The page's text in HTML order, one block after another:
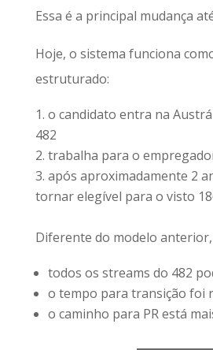
Essa é a principal mudança
Hoje, o sistema funciona
estruturado:
o candidato entra na
482
trabalha para o
após aproximadamente 2
tornar elegível para o visto
Diferente do modelo
todos os streams do 482
o tempo para transição foi
o caminho para PR está